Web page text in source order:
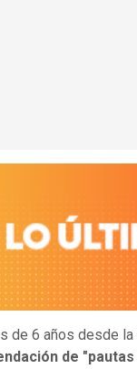
de 6 años desde
de